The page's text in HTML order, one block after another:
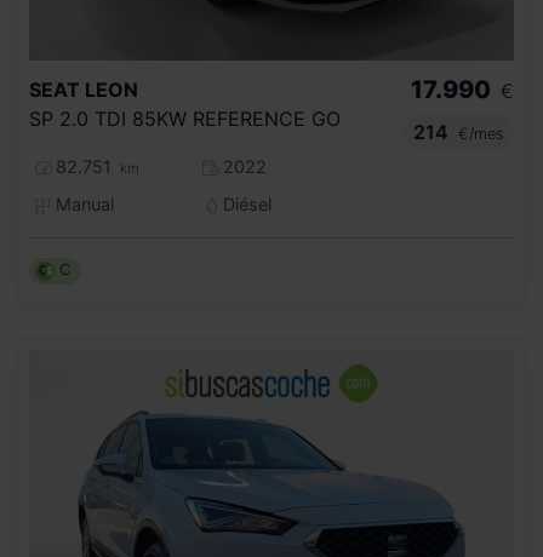
SEAT LEON
SP 2.0 TDI 85KW REFERENCE GO
82.751 km
2022
Manual
Diésel
17.990 €
214
€/mes
C